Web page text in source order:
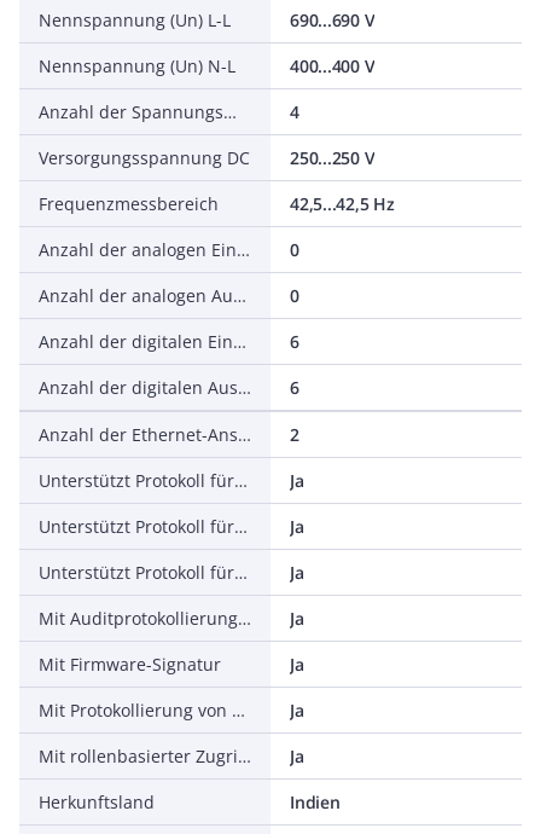
Nennspannung (Un) L-L
690...690 V
Nennspannung (Un) N-L
400...400 V
Anzahl der Spannungsmesseingänge
4
Versorgungsspannung DC
250...250 V
Frequenzmessbereich
42,5...42,5 Hz
Anzahl der analogen Eingänge
0
Anzahl der analogen Ausgänge
0
Anzahl der digitalen Eingänge
6
Anzahl der digitalen Ausgänge
6
Anzahl der Ethernet-Anschlüsse
2
Unterstützt Protokoll für IEC 61850 Ethernet
Ja
Unterstützt Protokoll für OPC UA PubSub
Ja
Unterstützt Protokoll für Modbus
Ja
Mit Auditprotokollierung (Audit log)
Ja
Mit Firmware-Signatur
Ja
Mit Protokollierung von Sicherheitsereignissen (Security event log)
Ja
Mit rollenbasierter Zugriffskontrolle (RBAC)
Ja
Herkunftsland
Indien